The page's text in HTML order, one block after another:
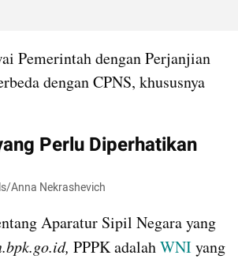
Pemerintah dengan Perjanjian
dengan CPNS, khususnya
Perlu Diperhatikan
Anna Nekrashevich
Aparatur Sipil Negara yang
PPPK adalah WNI yang